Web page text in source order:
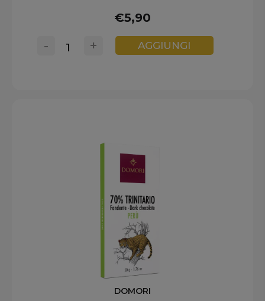
€5,90
+
- AGGIUNGI
DOMORI